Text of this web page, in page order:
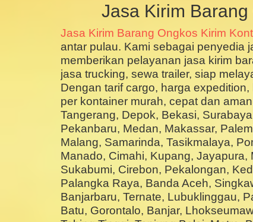
Jasa Kirim
Jasa Kirim Barang Ongkos Kirim
antar pulau. Kami sebagai penyedia
memberikan pelayanan jasa kirim
jasa trucking, sewa trailer, siap
Dengan tarif cargo, harga
per kontainer murah, cepat dan
Tangerang, Depok, Bekasi,
Pekanbaru, Medan, Makassar,
Malang, Samarinda, Tasikmalaya,
Manado, Cimahi, Kupang,
Sukabumi, Cirebon, Pekalongan,
Palangka Raya, Banda Aceh,
Banjarbaru, Ternate, Lubuklinggau,
Batu, Gorontalo, Banjar,